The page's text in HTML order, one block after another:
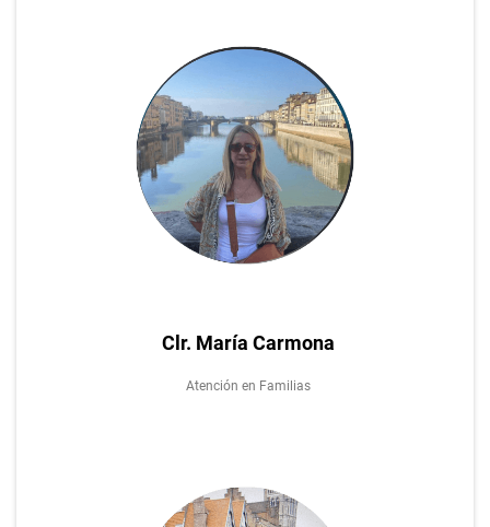
Clr. María Carmona
Atención en Familias